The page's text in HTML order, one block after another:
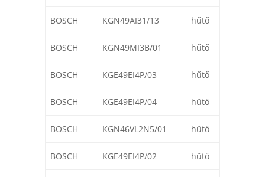
BOSCH KGN49AI31/13 hűtő
BOSCH KGN49MI3B/01 hűtő
BOSCH KGE49EI4P/03 hűtő
BOSCH KGE49EI4P/04 hűtő
BOSCH KGN46VL2N5/01 hűtő
BOSCH KGE49EI4P/02 hűtő